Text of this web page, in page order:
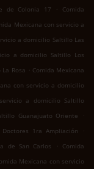
de Colonia 17
.
Comida
Mexicana con servicio a
a domicilio Saltillo Las
a domicilio Saltillo Los
Rosa . Comida Mexicana
con servicio a domicilio
a domicilio Saltillo
Guanajuato Oriente
.
1ra Ampliación
.
de San Carlos
. Comida
Mexicana con servicio